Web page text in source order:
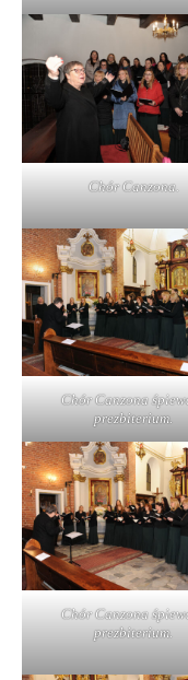
Chór Canzona.
Chór Canzona
prezbiterium.
Chór Canzona
prezbiterium.